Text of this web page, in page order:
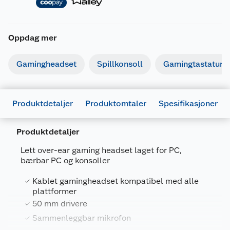
Oppdag mer
Gamingheadset Spillkonsoll Gamingtastatur
Produktdetaljer Produktomtaler Spesifikasjoner
Produktdetaljer
Lett over-ear gaming headset laget for PC,
bærbar PC og konsoller
Kablet gamingheadset kompatibel med alle
plattformer
50 mm drivere
Sammenleggbar mikrofon
Generelt
Artikkelnummer
8713439251470
Leverandørens artikkelnummer